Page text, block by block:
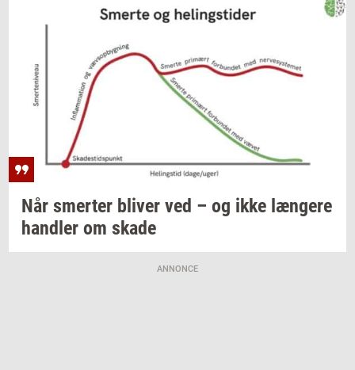
Når smer­ter bli­ver ved – og ikke læn­ge­re
hand­ler om skade
ANNONCE